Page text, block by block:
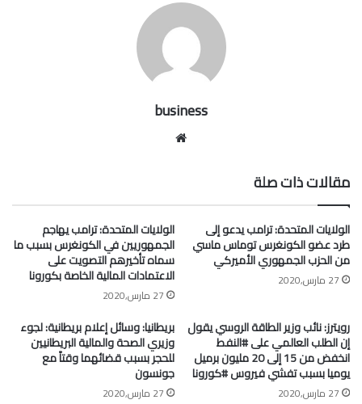
business
مقالات ذات صلة
الولايات المتحدة: ترامب يدعو إلى
طرد عضو الكونغرس توماس ماسي
من الحزب الجمهوري الأميركي
27 مارس,2020
الولايات المتحدة: ترامب يهاجم
الجمهوريين في الكونغرس بسبب ما
سماه تأخيرهم التصويت على
الاعتمادات المالية الخاصة بكورونا
27 مارس,2020
رويترز: نائب وزير الطاقة الروسي يقول
إن الطلب العالمي على #النفط
انخفض من 15 إلى 20 مليون برميل
يوميا بسبب تفشي فيروس #كورونا
27 مارس,2020
بريطانيا: وسائل إعلام بريطانية: لجوء
وزيري الصحة والمالية البريطانيين
للحجر بسبب قضائهما وقتاً مع
جونسون
27 مارس,2020